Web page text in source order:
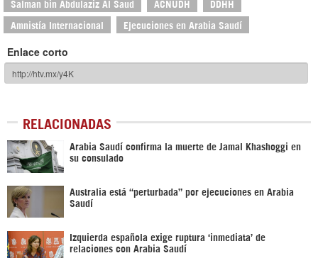
Salman bin Abdulaziz Al Saud ACNUDH DDHH
Amnistía Internacional Ejecuciones en Arabia Saudí
Enlace corto
RELACIONADAS
Arabia Saudí confirma la muerte de Jamal Khashoggi en
su consulado
Australia está “perturbada” por ejecuciones en Arabia
Saudí
Izquierda española exige ruptura ‘inmediata’ de
relaciones con Arabia Saudí